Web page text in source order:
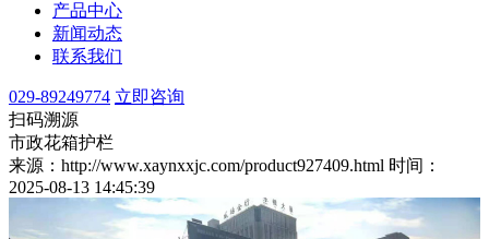
产品中心
新闻动态
联系我们
029-89249774 立即咨询
扫码溯源
市政花箱护栏
来源：http://www.xaynxxjc.com/product927409.html 时间：
2025-08-13 14:45:39